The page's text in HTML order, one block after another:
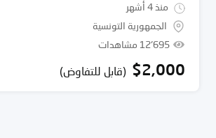
منذ 4 أشهر
الجمهورية التونسية
12٬695 مشاهدات
$2,000 (قابل للتفاوض)